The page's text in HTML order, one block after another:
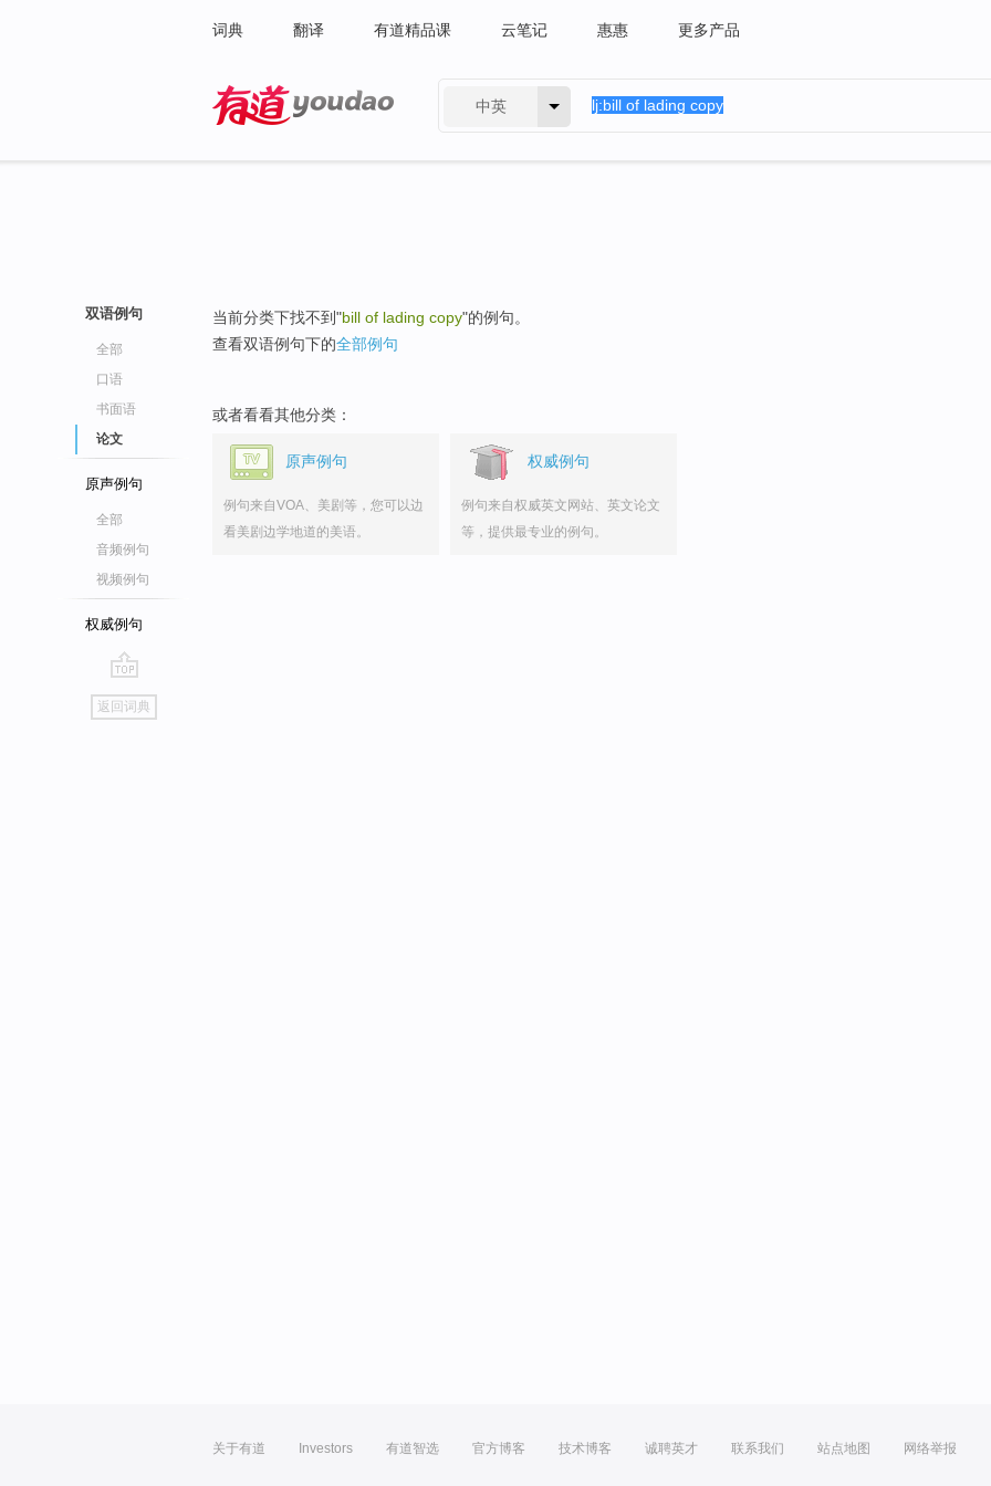
词典 翻译 有道精品课 云笔记 惠惠 更多产品
中英
双语例句
全部
口语
书面语
论文
原声例句
全部
音频例句
视频例句
权威例句
go
top
返回词典
当前分类下找不到"bill of lading copy"的例句。
查看双语例句下的全部例句
或者看看其他分类：
原声例句
例句来自VOA、美剧等，您可以边
看美剧边学地道的美语。
权威例句
例句来自权威英文网站、英文论文
等，提供最专业的例句。
关于有道 Investors 有道智选 官方博客 技术博客 诚聘英才 联系我们 站点地图 网络举报